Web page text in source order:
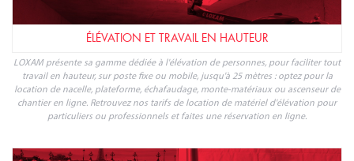
ÉLÉVATION ET TRAVAIL EN HAUTEUR
LOXAM présente sa gamme dédiée à l'élévation de personnes, pour faciliter tout
travail en hauteur, sur poste fixe ou mobile, jusqu'à 25 mètres : optez pour la
location de nacelle, plateforme, échafaudage, monte-matériaux ou ascenseur de
chantier en ligne. Retrouvez nos tarifs de location de matériel d'élévation pour
particuliers ou professionnels et faites une réservation en ligne.